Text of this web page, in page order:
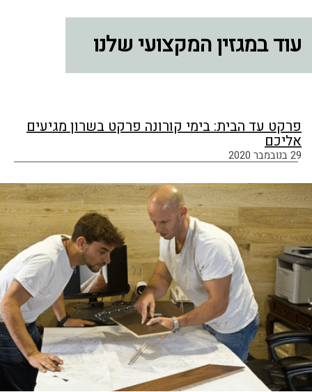
עוד במגזין המקצועי שלנו
פרקט עד הבית: בימי קורונה פרקט בשרון מגיעים
אליכם
29 בנובמבר 2020